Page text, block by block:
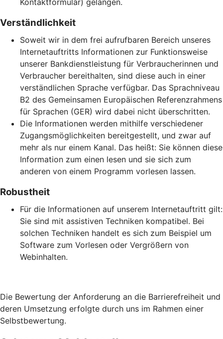
Kontaktformular) gelangen.
Verständlichkeit
Soweit wir in dem frei aufrufbaren Bereich unseres
Internetauftritts Informationen zur Funktionsweise
unserer Bankdienstleistung für Verbraucherinnen und
Verbraucher bereithalten, sind diese auch in einer
verständlichen Sprache verfügbar. Das Sprachniveau
B2 des Gemeinsamen Europäischen Referenzrahmens
für Sprachen (GER) wird dabei nicht überschritten.
Die Informationen werden mithilfe verschiedener
Zugangsmöglichkeiten bereitgestellt, und zwar auf
mehr als nur einem Kanal. Das heißt: Sie können diese
Information zum einen lesen und sie sich zum
anderen von einem Programm vorlesen lassen.
Robustheit
Für die Informationen auf unserem Internetauftritt gilt:
Sie sind mit assistiven Techniken kompatibel. Bei
solchen Techniken handelt es sich zum Beispiel um
Software zum Vorlesen oder Vergrößern von
Webinhalten.
Die Bewertung der Anforderung an die Barrierefreiheit und
deren Umsetzung erfolgte durch uns im Rahmen einer
Selbstbewertung.